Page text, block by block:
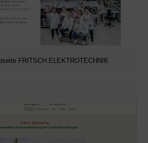
FRITSCH ELEKTROTECHNIK